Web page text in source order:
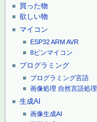
買った物
欲しい物
マイコン
ESP32ARMAVR
8ピンマイコン
プログラミング
プログラミング言語
画像処理 自然言語処理
生成AI
画像生成AI